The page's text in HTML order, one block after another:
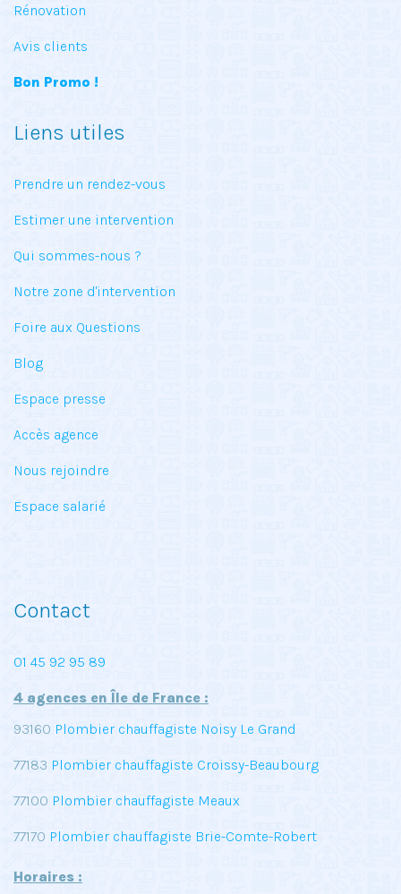
Rénovation
Avis clients
Bon Promo !
Liens utiles
Prendre un rendez-vous
Estimer une intervention
Qui sommes-nous ?
Notre zone d'intervention
Foire aux Questions
Blog
Espace presse
Accès agence
Nous rejoindre
Espace salarié
Contact
01 45 92 95 89
4 agences en Île de France :
93160 Plombier chauffagiste Noisy Le Grand
77183 Plombier chauffagiste Croissy-Beaubourg
77100 Plombier chauffagiste Meaux
77170 Plombier chauffagiste Brie-Comte-Robert
Horaires :